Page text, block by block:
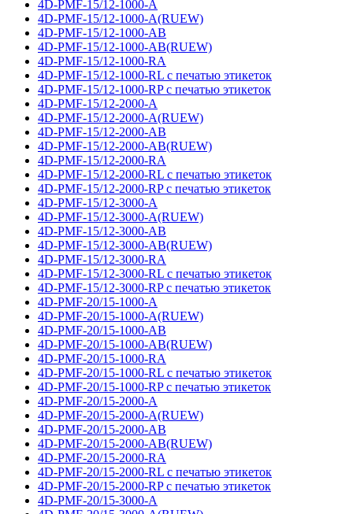
4D-PMF-15/12-1000-A
4D-PMF-15/12-1000-A(RUEW)
4D-PMF-15/12-1000-AB
4D-PMF-15/12-1000-AB(RUEW)
4D-PMF-15/12-1000-RA
4D-PMF-15/12-1000-RL с печатью этикеток
4D-PMF-15/12-1000-RP с печатью этикеток
4D-PMF-15/12-2000-A
4D-PMF-15/12-2000-A(RUEW)
4D-PMF-15/12-2000-AB
4D-PMF-15/12-2000-AB(RUEW)
4D-PMF-15/12-2000-RA
4D-PMF-15/12-2000-RL с печатью этикеток
4D-PMF-15/12-2000-RP с печатью этикеток
4D-PMF-15/12-3000-A
4D-PMF-15/12-3000-A(RUEW)
4D-PMF-15/12-3000-AB
4D-PMF-15/12-3000-AB(RUEW)
4D-PMF-15/12-3000-RA
4D-PMF-15/12-3000-RL с печатью этикеток
4D-PMF-15/12-3000-RP с печатью этикеток
4D-PMF-20/15-1000-A
4D-PMF-20/15-1000-A(RUEW)
4D-PMF-20/15-1000-AB
4D-PMF-20/15-1000-AB(RUEW)
4D-PMF-20/15-1000-RA
4D-PMF-20/15-1000-RL с печатью этикеток
4D-PMF-20/15-1000-RP с печатью этикеток
4D-PMF-20/15-2000-A
4D-PMF-20/15-2000-A(RUEW)
4D-PMF-20/15-2000-AB
4D-PMF-20/15-2000-AB(RUEW)
4D-PMF-20/15-2000-RA
4D-PMF-20/15-2000-RL с печатью этикеток
4D-PMF-20/15-2000-RP с печатью этикеток
4D-PMF-20/15-3000-A